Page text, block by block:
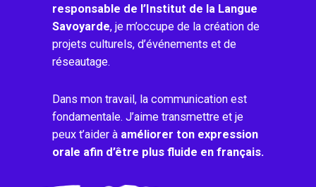
responsable de l’Institut de la Langue
Savoyarde, je m’occupe de la création de
projets culturels, d’événements et de
réseautage.
Dans mon travail, la communication est
fondamentale. J’aime transmettre et je
peux t’aider à améliorer ton expression
orale afin d’être plus fluide en français.